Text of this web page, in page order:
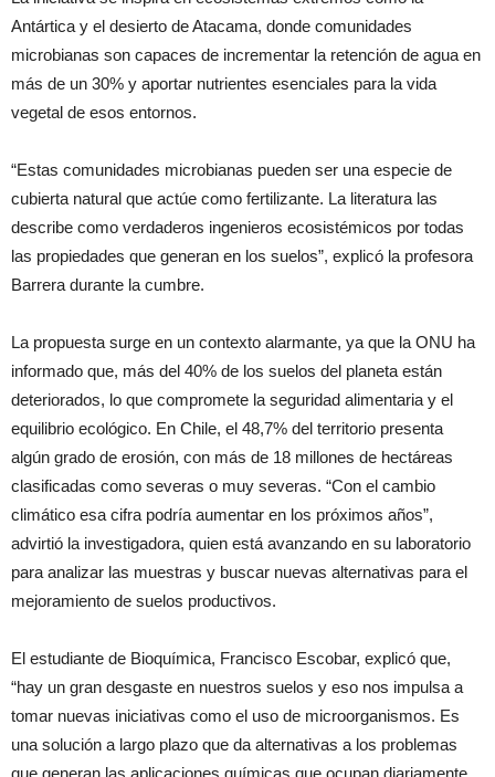
Antártica y el desierto de Atacama, donde comunidades
microbianas son capaces de incrementar la retención de agua en
más de un 30% y aportar nutrientes esenciales para la vida
vegetal de esos entornos.
“Estas comunidades microbianas pueden ser una especie de
cubierta natural que actúe como fertilizante. La literatura las
describe como verdaderos ingenieros ecosistémicos por todas
las propiedades que generan en los suelos”, explicó la profesora
Barrera durante la cumbre.
La propuesta surge en un contexto alarmante, ya que la ONU ha
informado que, más del 40% de los suelos del planeta están
deteriorados, lo que compromete la seguridad alimentaria y el
equilibrio ecológico. En Chile, el 48,7% del territorio presenta
algún grado de erosión, con más de 18 millones de hectáreas
clasificadas como severas o muy severas. “Con el cambio
climático esa cifra podría aumentar en los próximos años”,
advirtió la investigadora, quien está avanzando en su laboratorio
para analizar las muestras y buscar nuevas alternativas para el
mejoramiento de suelos productivos.
El estudiante de Bioquímica, Francisco Escobar, explicó que,
“hay un gran desgaste en nuestros suelos y eso nos impulsa a
tomar nuevas iniciativas como el uso de microorganismos. Es
una solución a largo plazo que da alternativas a los problemas
que generan las aplicaciones químicas que ocupan diariamente